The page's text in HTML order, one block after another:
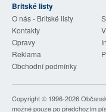
Britské listy
O nás - Britské listy
Kontakty
Opravy
Reklama
Obchodní podmínky
Copyright © 1996-2026
možné pouze po předchozím